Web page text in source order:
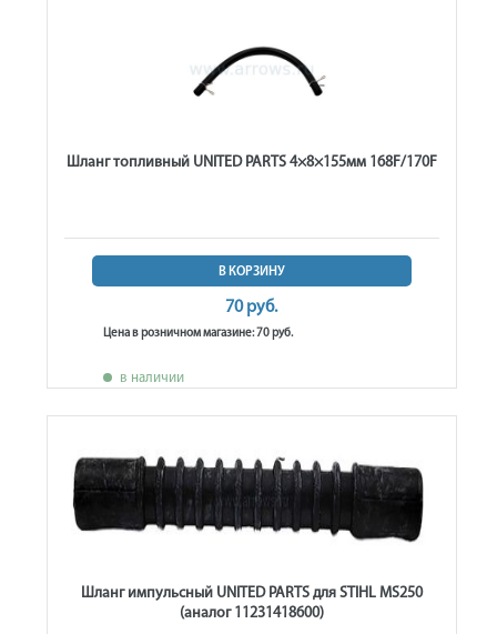
Шланг топливный UNITED PARTS 4×8×155мм 168F/170F
В КОРЗИНУ
70 руб.
Цена в розничном магазине: 70 руб.
в наличии
Шланг импульсный UNITED PARTS для STIHL MS250
(аналог 11231418600)